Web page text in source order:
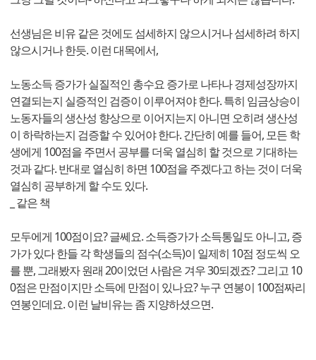
선생님은 비유 같은 것에도 섬세하지 않으시거나 섬세하려 하지
않으시거나 한듯. 이런 대목에서,
노동소득 증가가 실질적인 총수요 증가로 나타나 경제성장까지
연결되는지 실증적인 검증이 이루어져야 한다. 특히 임금상승이
노동자들의 생산성 향상으로 이어지는지 아니면 오히려 생산성
이 하락하는지 검증할 수 있어야 한다. 간단히 예를 들어, 모든 학
생에게 100점을 주면서 공부를 더욱 열심히 할 것으로 기대하는
것과 같다. 반대로 열심히 하면 100점을 주겠다고 하는 것이 더욱
열심히 공부하게 할 수도 있다.
_ 같은 책
모두에게 100점이요? 글쎄요. 소득증가가 소득통일도 아니고, 증
가가 있다 한들 각 학생들의 점수(소득)이 일제히 10점 정도씩 오
를 뿐, 그래봤자 원래 20이었던 사람은 겨우 30되겠죠? 그리고 10
0점은 만점이지만 소득에 만점이 있나요? 누구 연봉이 100점짜리
연봉인데요. 이런 날비유는 좀 지양하셨으면.